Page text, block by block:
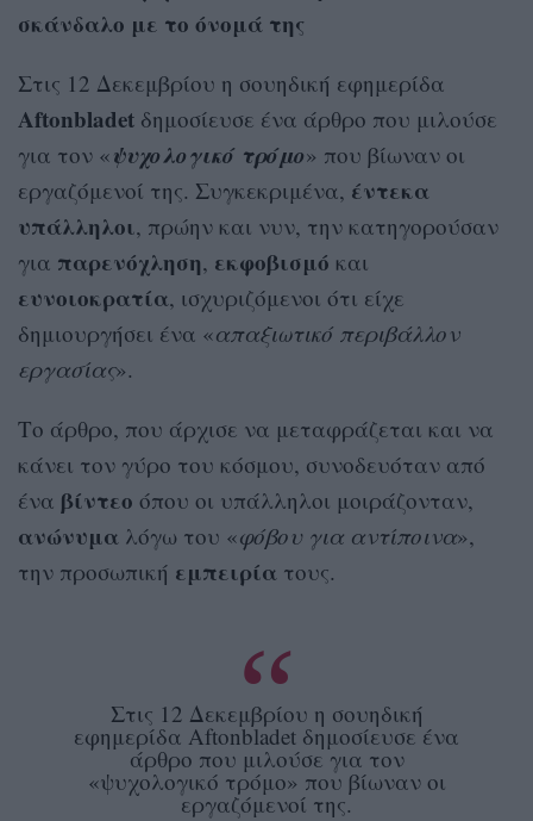
σκάνδαλο με το όνομά της
Στις 12 Δεκεμβρίου η σουηδική εφημερίδα
Aftonbladet δημοσίευσε ένα άρθρο που μιλούσε
για τον «ψυχολογικό τρόμο» που βίωναν οι
εργαζόμενοί της. Συγκεκριμένα, έντεκα
υπάλληλοι, πρώην και νυν, την κατηγορούσαν
για παρενόχληση, εκφοβισμό και
ευνοιοκρατία, ισχυριζόμενοι ότι είχε
δημιουργήσει ένα «απαξιωτικό περιβάλλον
εργασίας».
Το άρθρο, που άρχισε να μεταφράζεται και να
κάνει τον γύρο του κόσμου, συνοδευόταν από
ένα βίντεο όπου οι υπάλληλοι μοιράζονταν,
ανώνυμα λόγω του «φόβου για αντίποινα»,
την προσωπική εμπειρία τους.
Στις 12 Δεκεμβρίου η σουηδική
εφημερίδα Aftonbladet δημοσίευσε ένα
άρθρο που μιλούσε για τον
«ψυχολογικό τρόμο» που βίωναν οι
εργαζόμενοί της.